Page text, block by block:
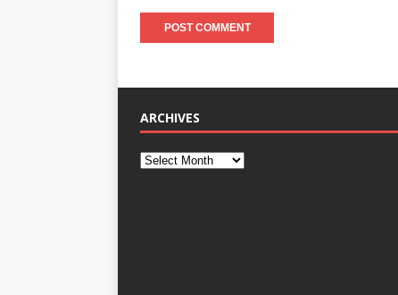
ARCHIVES